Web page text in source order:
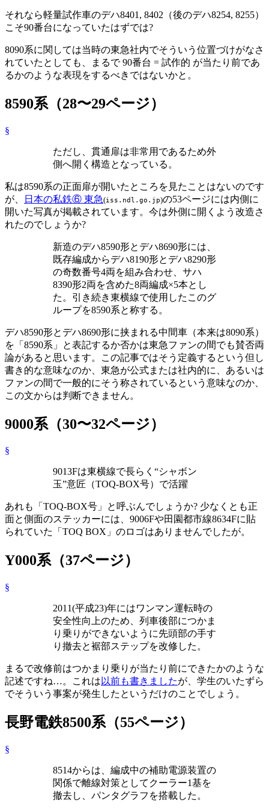
それなら軽量試作車のデハ8401, 8402（後のデハ8254, 8255）
こそ90番台になっていたはずでは?
8090系に関しては当時の東急社内でそういう位置づけがなさ
れていたとしても、まるで 90番台 = 試作的 が当たり前であ
るかのような表現をするべきではないかと。
8590系（28〜29ページ）
§
ただし、貫通扉は非常用であるため外
側へ開く構造となっている。
私は8590系の正面扉が開いたところを見たことはないのです
が、
日本の私鉄⑥ 東急(iss.ndl.go.jp)の53ページには内側に
開いた写真が掲載されています。今は外側に開くよう改造さ
れたのでしょうか?
新造のデハ8590形とデハ8690形には、
既存編成からデハ8190形とデハ8290形
の奇数番号4両を組み合わせ、サハ
8390形2両を含めた8両編成×5本とし
た。引き続き東横線で使用したこのグ
ループを8590系と称する。
デハ8590形とデハ8690形に挟まれる中間車（本来は8090系）
を「8590系」と表記するか否かは東急ファンの間でも賛否両
論があると思います。この記事ではそう定義するという但し
書き的な意味なのか、東急が公式または社内的に、あるいは
ファンの間で一般的にそう称されているという意味なのか、
この文からは判断できません。
9000系（30〜32ページ）
§
9013Fは東横線で長らく“シャボン
玉”意匠（TOQ-BOX号）で活躍
あれも「TOQ-BOX号」と呼ぶんでしょうか? 少なくとも正
面と側面のステッカーには、9006Fや田園都市線8634Fに貼
られていた「TOQ BOX」のロゴはありませんでしたが。
Y000系（37ページ）
§
2011(平成23)年にはワンマン運転時の
安全性向上のため、列車後部につかま
り乗りができないように先頭部の手す
り撤去と裾部ステップを改修した。
まるで改修前はつかまり乗りが当たり前にできたかのような
記述ですね…。これは 以前も書きましたが、学生のいたずら
でそういう事案が発生したというだけのことでしょう。
長野電鉄8500系（55ページ）
§
8514からは、編成中の補助電源装置の
関係で離線対策としてクーラー1基を
撤去し、パンタグラフを搭載した。